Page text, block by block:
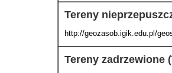
Tereny
http://geozasob.igik.edu.pl/
Tereny zadrzewione